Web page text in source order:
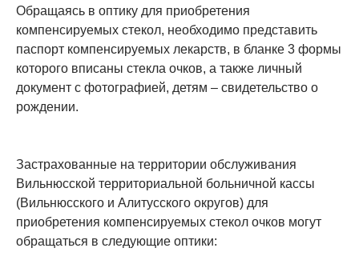
Обращаясь в оптику для приобретения
компенсируемых стекол, необходимо представить
паспорт компенсируемых лекарств, в бланке 3 формы
которого вписаны стекла очков, а также личный
документ с фотографией, детям – свидетельство о
рождении.
Застрахованные на территории обслуживания
Вильнюсской территориальной больничной кассы
(Вильнюсского и Алитусского округов) для
приобретения компенсируемых стекол очков могут
обращаться в следующие оптики: